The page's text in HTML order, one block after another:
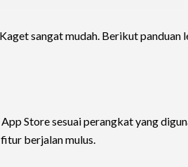
sangat mudah. Berikut panduan
Store sesuai perangkat yang
berjalan mulus.